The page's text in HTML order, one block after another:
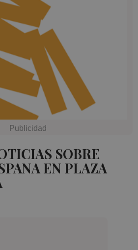
SOBRE
EN PLAZA